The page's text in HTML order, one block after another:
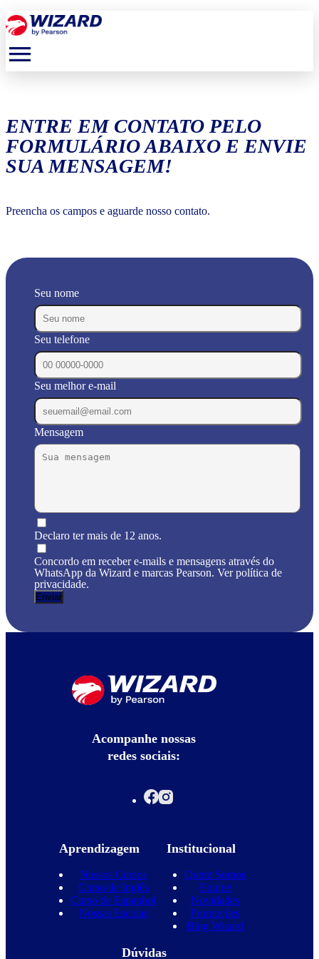
menu
ENTRE EM CONTATO PELO
FORMULÁRIO ABAIXO E ENVIE
SUA MENSAGEM!
Preencha os campos e aguarde nosso contato.
Seu nome
Seu telefone
Seu melhor e-mail
Mensagem
Declaro ter mais de 12 anos.
Concordo em receber e-mails e mensagens através do
WhatsApp da Wizard e marcas Pearson. Ver política de
privacidade.
Acompanhe nossas
redes sociais:
Aprendizagem
Nossos Cursos
Curso de Inglês
Curso de Espanhol
Nossas Escolas
Institucional
Quem Somos
Equipe
Novidades
Promoções
Blog Wizard
Dúvidas